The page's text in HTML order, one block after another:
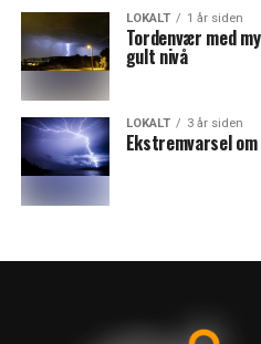
LOKALT 1 år siden
Tordenvær med
gult nivå
LOKALT 3 år siden
Ekstremvarsel